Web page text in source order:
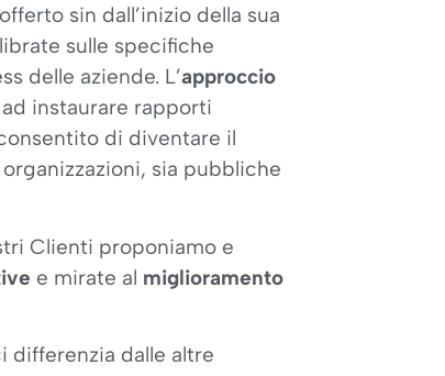
sin dall’inizio della sua
sulle specifiche
delle aziende. L’approccio
instaurare rapporti
di diventare il
sia pubbliche
Clienti proponiamo e
e mirate al miglioramento
differenzia dalle altre